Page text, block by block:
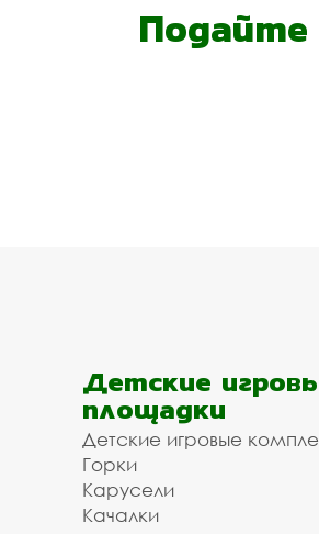
Детские
площадки
Детские игровые
Горки
Карусели
Качалки